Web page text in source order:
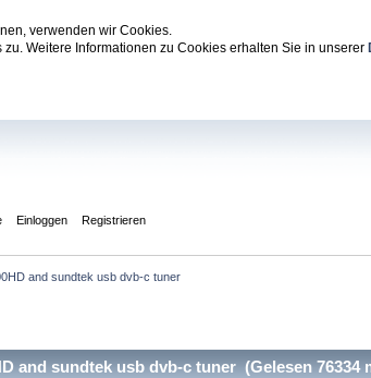
verwenden wir Cookies.
Weitere Informationen zu Cookies erhalten Sie in unserer
Einloggen Registrieren
and sundtek usb dvb-c tuner
and sundtek usb dvb-c tuner (Gelesen 76334